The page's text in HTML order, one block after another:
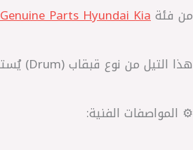
من فئةGenuine Parts Hyundai Kia
هذا التيل من نوع قبقاب (Drum) يُستخدم في الفرامل الخلفية، ويتميز بمطابقة تامة للمواصفات الأصلية من حيث المقاس والأداء.
⚙️ المواصفات الفنية: